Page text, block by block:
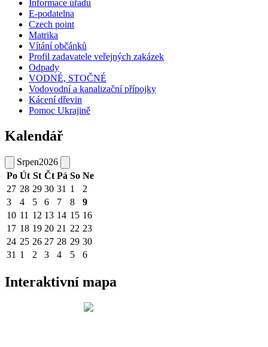
Informace úřadu
E-podatelna
Czech point
Matrika
Vítání občánků
Profil zadavatele veřejných zakázek
Odpady
VODNÉ, STOČNÉ
Vodovodní a kanalizační přípojky
Kácení dřevin
Pomoc Ukrajině
Kalendář
Srpen2026
Po Út St Čt Pá So Ne
27 28 29 30 31 1
2
3
4 5 6 7 8
9
10 11 12 13 14 15 16
17 18 19 20 21 22 23
24 25 26 27 28 29 30
31 1 2 3 4 5 6
Interaktivní mapa